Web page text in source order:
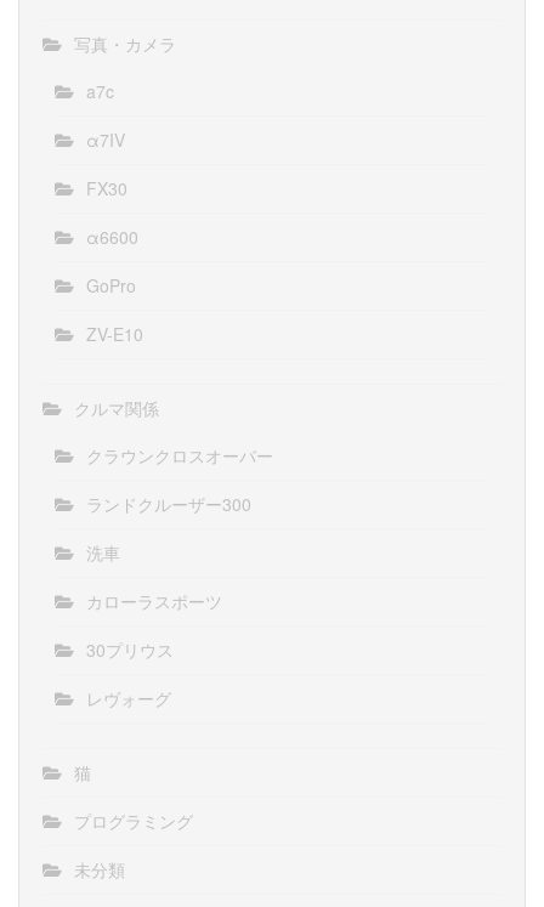
写真・カメラ
a7c
α7IV
FX30
α6600
GoPro
ZV-E10
クルマ関係
クラウンクロスオーバー
ランドクルーザー300
洗車
カローラスポーツ
30プリウス
レヴォーグ
猫
プログラミング
未分類